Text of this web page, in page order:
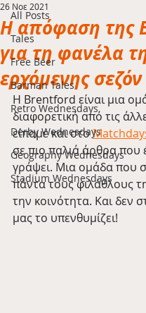
All Posts
Tales
Free Beer
Barman Tales
Retro Wednesdays
Derby Wednesdays
Geography Wednesdays
Stadium Wednesdays
Η απόφαση της
για τη φανέλα
ερχόμενης σεζόν
26 Νοε 2021
Η Brentford είναι μια
διαφορετική από τις
είπαμε και στο
σε πιο παλιά άρθρα που
γράψει. Μια ομάδα που
πάντα τους φιλάθλους
την κοινότητα. Και δεν
μας το υπενθυμίζει!